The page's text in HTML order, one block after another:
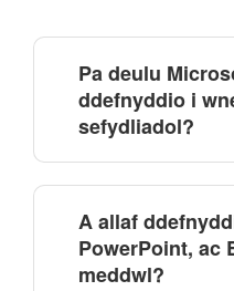
Pa deulu
ddefnyddio i
sefydliadol?
A allaf
PowerPoint, ac
meddwl?